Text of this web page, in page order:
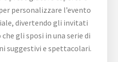
personalizzare l’evento
divertendo gli invitati
gli sposi in una serie di
suggestivi e spettacolari.